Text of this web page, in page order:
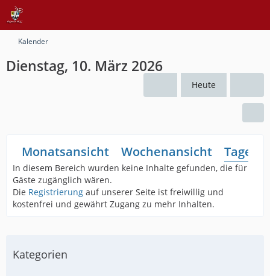
Kalender
Dienstag, 10. März 2026
Heute
Monatsansicht Wochenansicht
In diesem Bereich wurden keine Inhalte gefunden, die für
Gäste zugänglich wären.
Die Registrierung auf unserer Seite ist freiwillig und
kostenfrei und gewährt Zugang zu mehr Inhalten.
Kategorien